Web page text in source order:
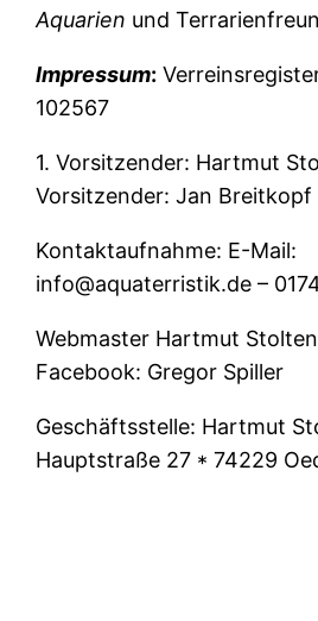
Aquarien und
Impressum:
102567
1. Vorsitzender: Hartmut
Vorsitzender: Jan Breitkopf
Kontaktaufnahme: E-Mail:
info@aquaterristik.de –
Webmaster Hartmut
Facebook: Gregor Spiller
Geschäftsstelle: Hartmut
Hauptstraße 27 * 74229